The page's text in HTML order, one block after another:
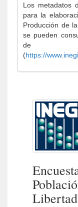
Los metadatos
para la
Producción de
se pueden
de
(https://